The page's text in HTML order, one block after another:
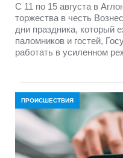
С 11 по 15 августа в
торжества в честь
дни праздника, который
паломников и гостей,
работать в усиленном
ПРОИСШЕСТВИЯ